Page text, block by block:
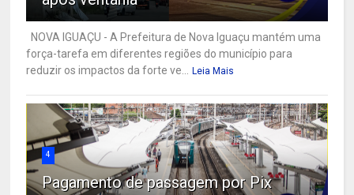
NOVA IGUAÇU - A Prefeitura de Nova Iguaçu mantém uma
força-tarefa em diferentes regiões do município para
reduzir os impactos da forte ve...
Leia Mais
4
Pagamento de passagem por Pix